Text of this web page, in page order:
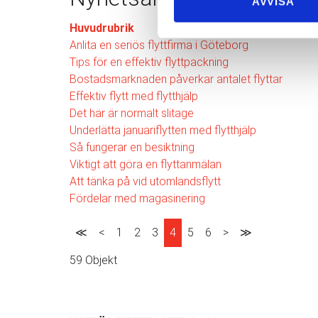
Huvudrubrik
Anlita en seriös flyttfirma i Göteborg
Tips för en effektiv flyttpackning
Bostadsmarknaden påverkar antalet flyttar
Effektiv flytt med flytthjälp
Det här är normalt slitage
Underlätta januariflytten med flytthjälp
Så fungerar en besiktning
Viktigt att göra en flyttanmälan
Att tänka på vid utomlandsflytt
Fördelar med magasinering
≪ < 1 2 3 4 5 6 > ≫
59 Objekt